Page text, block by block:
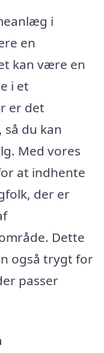
i
en
kan være en
i et
er det
du kan
Med vores
at indhente
der er
Dette
også trygt for
passer